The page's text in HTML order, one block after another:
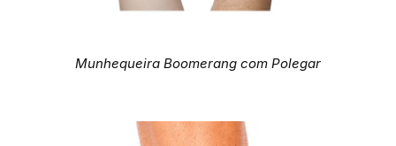
Munhequeira Boomerang com Polegar